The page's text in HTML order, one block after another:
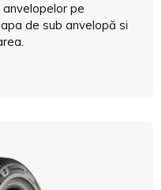
pe
de sub anvelopă si